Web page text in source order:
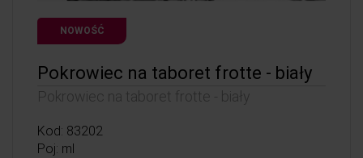
NOWOŚĆ
Pokrowiec na taboret frotte - biały
Pokrowiec na taboret frotte - biały
Kod: 83202
Poj: ml